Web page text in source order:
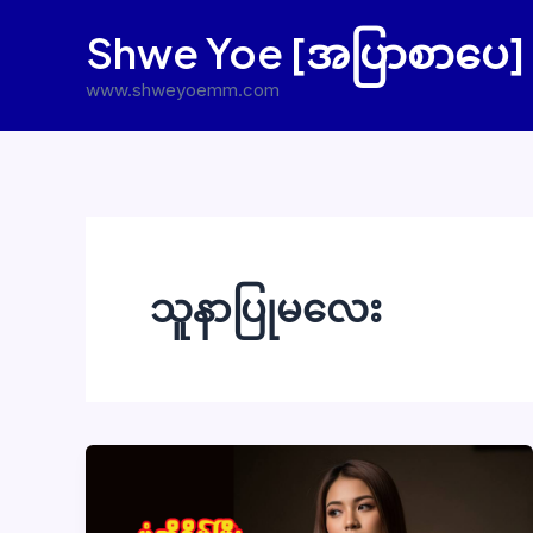
Shwe Yoe [အပြာစာပေ]
www.shweyoemm.com
သူနာပြုမလေး